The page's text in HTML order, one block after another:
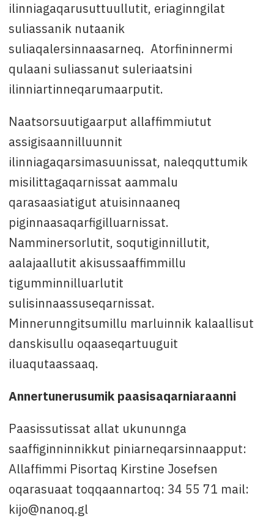
ilinniagaqarusuttuullutit, eriaginngilat
suliassanik nutaanik
suliaqalersinnaasarneq. Atorfininnermi
qulaani suliassanut suleriaatsini
ilinniartinneqarumaarputit.
Naatsorsuutigaarput allaffimmiutut
assigisaannilluunnit
ilinniagaqarsimasuunissat, naleqquttumik
misilittagaqarnissat aammalu
qarasaasiatigut atuisinnaaneq
piginnaasaqarfigilluarnissat.
Namminersorlutit, soqutiginnillutit,
aalajaallutit akisussaaffimmillu
tigumminnilluarlutit
sulisinnaassuseqarnissat.
Minnerunngitsumillu marluinnik kalaallisut
danskisullu oqaaseqartuuguit
iluaqutaassaaq.
Annertunerusumik paasisaqarniaraanni
Paasissutissat allat ukununnga
saaffiginninnikkut piniarneqarsinnaapput:
Allaffimmi Pisortaq Kirstine Josefsen
oqarasuaat toqqaannartoq: 34 55 71 mail:
kijo@nanoq.gl